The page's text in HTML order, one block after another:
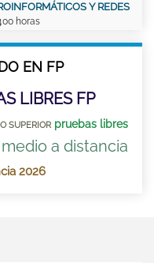
Y REDES
horas
EN FP
LIBRES FP
SUPERIOR pruebas libres
a distancia
2026